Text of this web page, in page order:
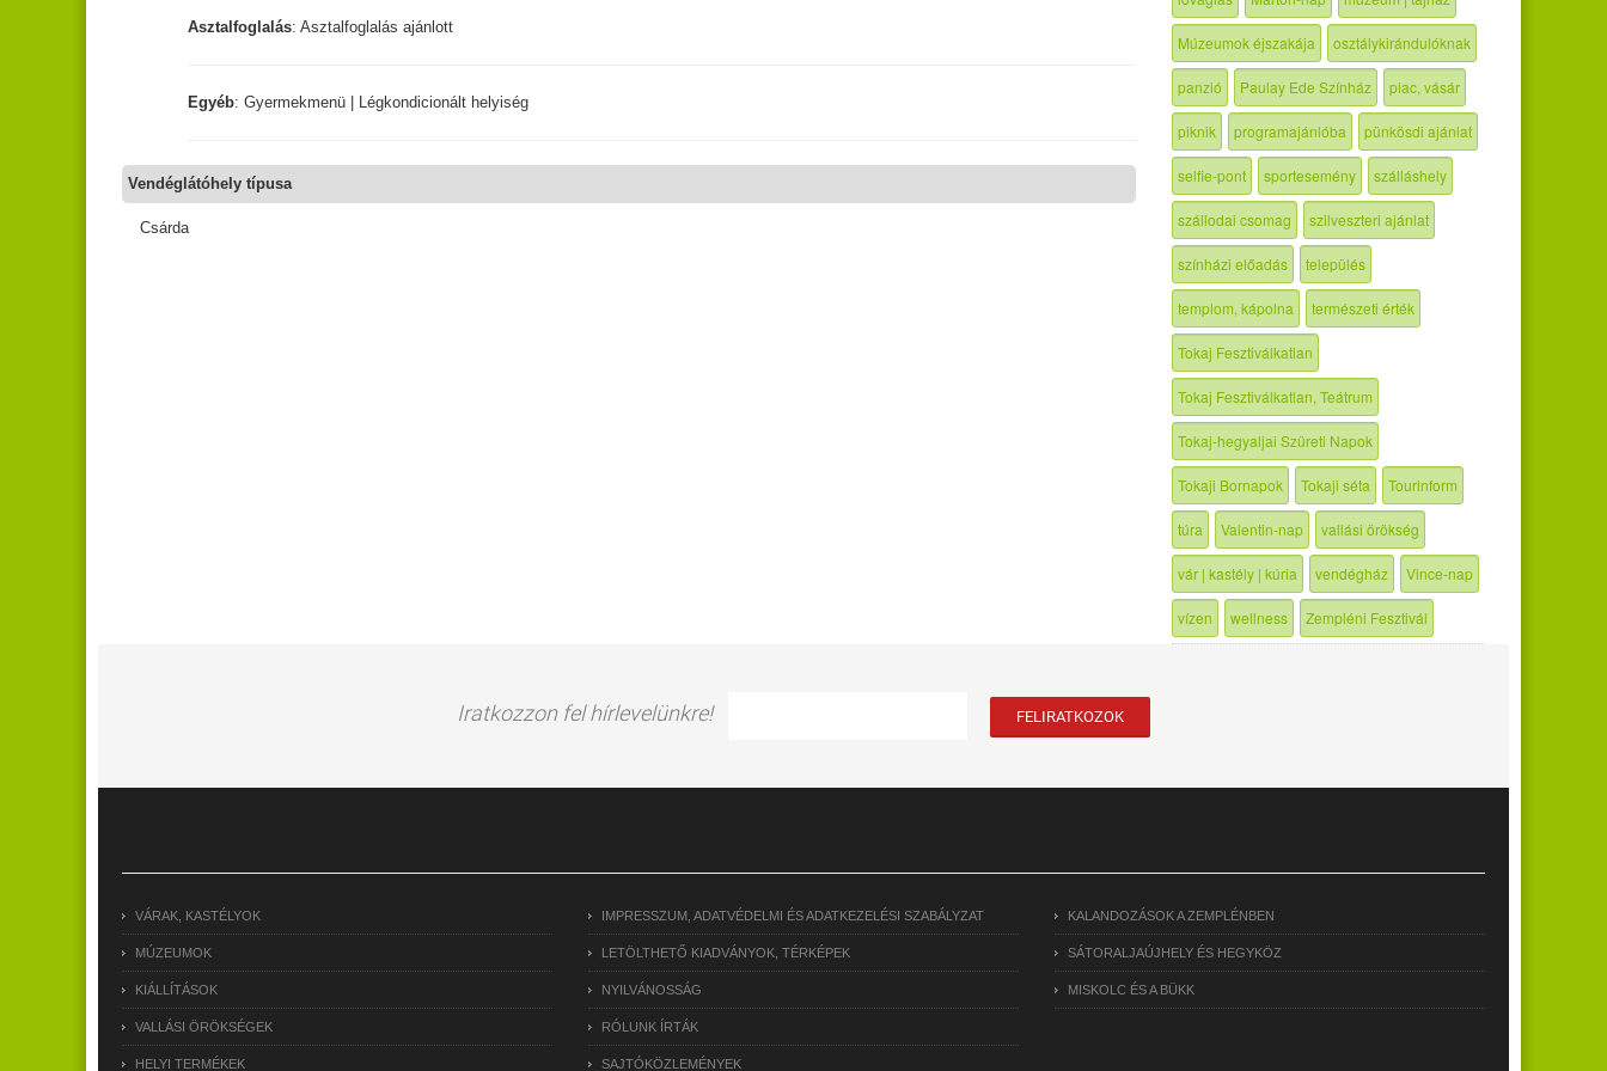
Asztalfoglalás: Asztalfoglalás ajánlott
Egyéb: Gyermekmenü | Légkondicionált helyiség
Vendéglátóhely típusa
Csárda
Múzeumok éjszakája osztálykirándulóknak
panzió Paulay Ede Színház piac, vásár
piknik programajánlóba pünkösdi ajánlat
selfie-pont sportesemény szálláshely
szállodai csomag szilveszteri ajánlat
színházi előadás település
templom, kápolna természeti érték
Tokaj Fesztiválkatlan
Tokaj Fesztiválkatlan, Teátrum
Tokaj-hegyaljai Szüreti Napok
Tokaji Bornapok Tokaji séta Tourinform
túra Valentin-nap vallási örökség
vár | kastély | kúria vendégház Vince-nap
vízen wellness Zempléni Fesztivál
Iratkozzon fel hírlevelünkre!
VÁRAK, KASTÉLYOK
MÚZEUMOK
KIÁLLÍTÁSOK
VALLÁSI ÖRÖKSÉGEK
HELYI TERMÉKEK
IMPRESSZUM, ADATVÉDELMI ÉS ADATKEZELÉSI SZABÁLYZAT
LETÖLTHETŐ KIADVÁNYOK, TÉRKÉPEK
NYILVÁNOSSÁG
RÓLUNK ÍRTÁK
SAJTÓKÖZLEMÉNYEK
KALANDOZÁSOK A ZEMPLÉNBEN
SÁTORALJAÚJHELY ÉS HEGYKÖZ
MISKOLC ÉS A BÜKK